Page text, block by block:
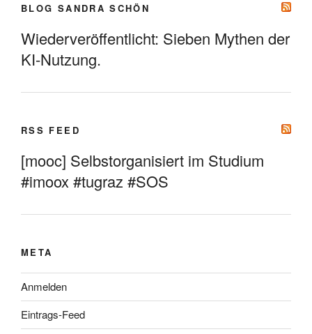
BLOG SANDRA SCHÖN
Wiederveröffentlicht: Sieben Mythen der
KI-Nutzung.
RSS FEED
[mooc] Selbstorganisiert im Studium
#imoox #tugraz #SOS
META
Anmelden
Eintrags-Feed